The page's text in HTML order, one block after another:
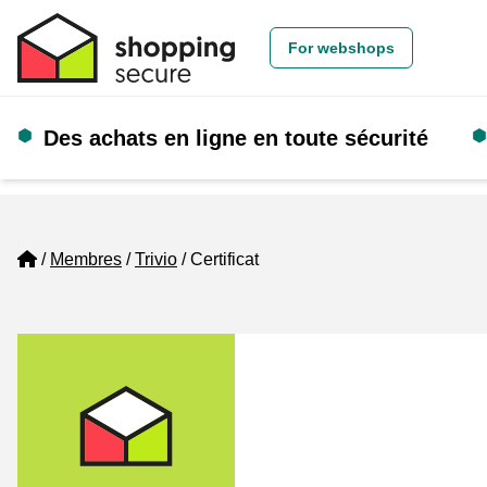
For webshops
Des achats en ligne en toute sécurité
Home
Membres Trivio Certificat